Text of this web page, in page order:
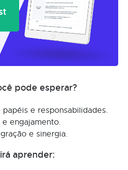
pode esperar?
e responsabilidades.
engajamento.
e sinergia.
aprender: